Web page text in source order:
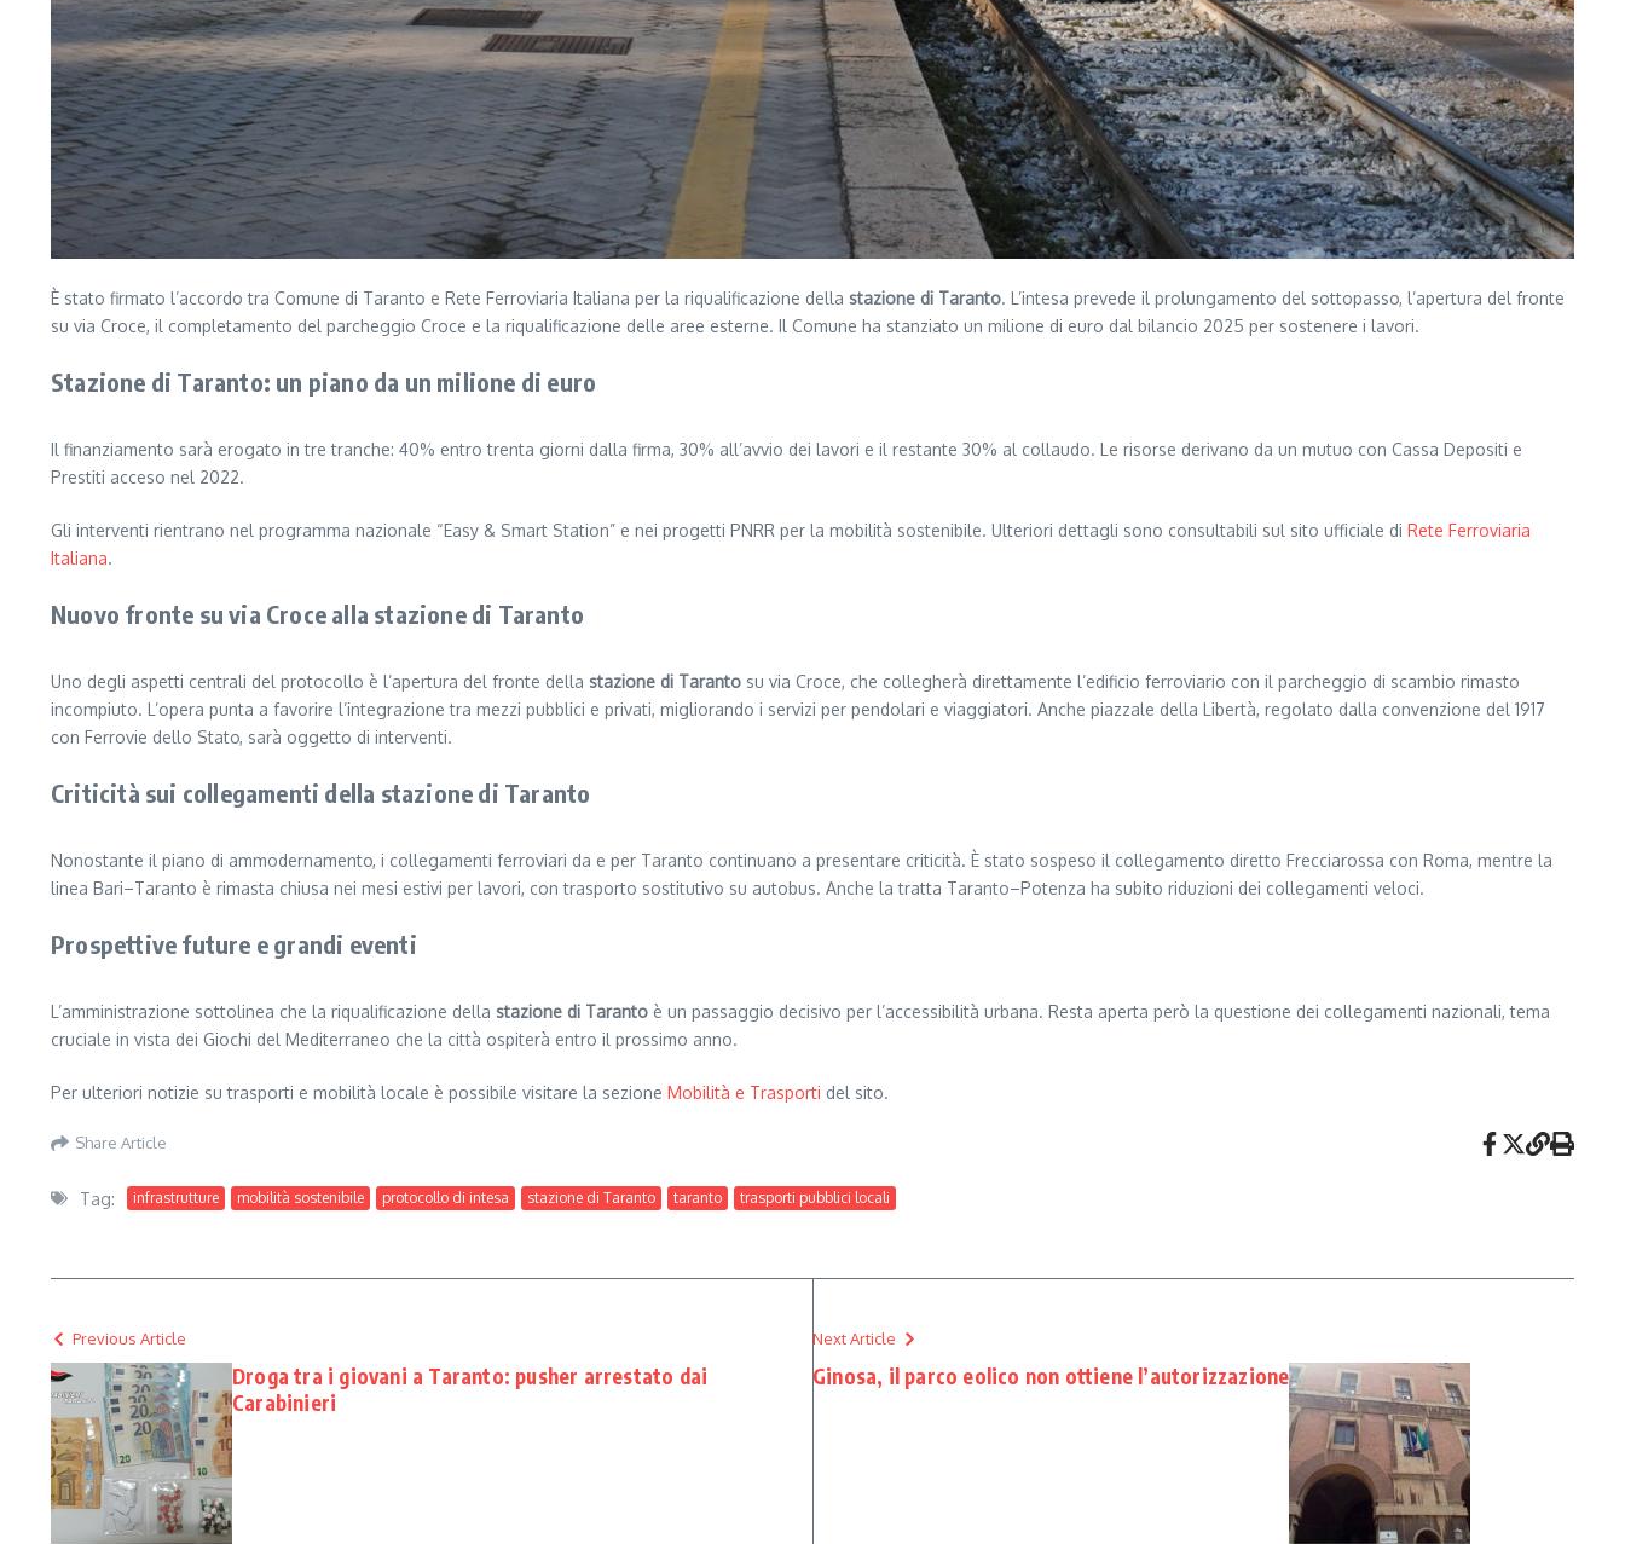
È stato firmato l’accordo tra Comune di Taranto e Rete Ferroviaria Italiana per la riqualificazione della stazione di Taranto. L’intesa prevede il prolungamento del sottopasso, l’apertura del fronte
su via Croce, il completamento del parcheggio Croce e la riqualificazione delle aree esterne. Il Comune ha stanziato un milione di euro dal bilancio 2025 per sostenere i lavori.
Stazione di Taranto: un piano da un milione di euro
Il finanziamento sarà erogato in tre tranche: 40% entro trenta giorni dalla firma, 30% all’avvio dei lavori e il restante 30% al collaudo. Le risorse derivano da un mutuo con Cassa Depositi e
Prestiti acceso nel 2022.
Gli interventi rientrano nel programma nazionale “Easy & Smart Station” e nei progetti PNRR per la mobilità sostenibile. Ulteriori dettagli sono consultabili sul sito ufficiale di Rete Ferroviaria
Italiana.
Nuovo fronte su via Croce alla stazione di Taranto
Uno degli aspetti centrali del protocollo è l’apertura del fronte della stazione di Taranto su via Croce, che collegherà direttamente l’edificio ferroviario con il parcheggio di scambio rimasto
incompiuto. L’opera punta a favorire l’integrazione tra mezzi pubblici e privati, migliorando i servizi per pendolari e viaggiatori. Anche piazzale della Libertà, regolato dalla convenzione del 1917
con Ferrovie dello Stato, sarà oggetto di interventi.
Criticità sui collegamenti della stazione di Taranto
Nonostante il piano di ammodernamento, i collegamenti ferroviari da e per Taranto continuano a presentare criticità. È stato sospeso il collegamento diretto Frecciarossa con Roma, mentre la
linea Bari–Taranto è rimasta chiusa nei mesi estivi per lavori, con trasporto sostitutivo su autobus. Anche la tratta Taranto–Potenza ha subito riduzioni dei collegamenti veloci.
Prospettive future e grandi eventi
L’amministrazione sottolinea che la riqualificazione della stazione di Taranto è un passaggio decisivo per l’accessibilità urbana. Resta aperta però la questione dei collegamenti nazionali, tema
cruciale in vista dei Giochi del Mediterraneo che la città ospiterà entro il prossimo anno.
Per ulteriori notizie su trasporti e mobilità locale è possibile visitare la sezione Mobilità e Trasporti del sito.
Share Article
Tag: infrastrutture mobilità sostenibile protocollo di intesa stazione di Taranto taranto trasporti pubblici locali
Previous Article
Droga tra i giovani a Taranto: pusher arrestato dai
Carabinieri
Next Article
Ginosa, il parco eolico non ottiene l’autorizzazione